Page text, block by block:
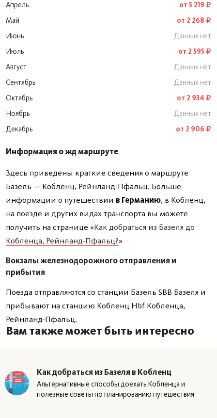
Апрель
от 5 219 ₽
Май
от 2 268 ₽
Июнь
Данных нет
Июль
от 2 595 ₽
Август
Данных нет
Сентябрь
Данных нет
Октябрь
от 2 934 ₽
Ноябрь
Данных нет
Декабрь
от 2 906 ₽
Информация о жд маршруте
Здесь приведены краткие сведения о маршруте
Базель — Кобленц, Рейнланд-Пфальц. Больше
информации о путешествии в Германию, в Кобленц,
на поезде и других видах транспорта вы можете
получить на странице «Как добраться из Базеля до
Кобленца, Рейнланд-Пфальц?»
Вокзалы железнодорожного отправления и
прибытия
Поезда отправляются со станции Базель SBB Базеля и
прибывают на станцию Кобленц Hbf Кобленца,
Рейнланд-Пфальц.
Вам также может быть интересно
Как добраться из Базеля в Кобленц
Альтернативные способы доехать Кобленца и
полезные советы по планированию путешествия